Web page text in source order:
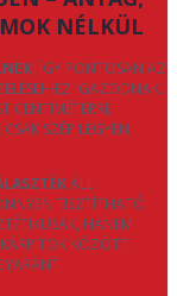
NÉLKÜL
, ÍGY PONTOSAN AZ
IGAZODNAK.
CENTIMÉTERRE
SZÉP LEGYEN,
ÁLL
TISZTÍTHATÓ
HANEM
KÖZÖTT